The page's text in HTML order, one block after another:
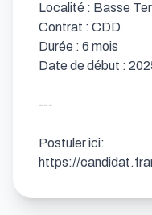
Localité : Basse
Contrat : CDD
Durée : 6 mois
Date de début :
---
Postuler ici:
https://